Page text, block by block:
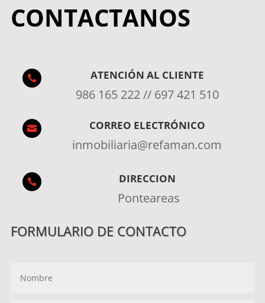
CONTACTANOS
 ATENCIÓN AL CLIENTE
986 165 222 // 697 421 510
 CORREO ELECTRÓNICO
inmobiliaria@refaman.com
 DIRECCION
Ponteareas
FORMULARIO DE CONTACTO